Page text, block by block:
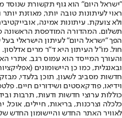
"ישראל היום" הוא גוף תקשורת שנוסד
ראוי לעיתונות טובה יותר, מאוזנת
ולא צועקת. עיתונות אמינה,
הפך "ישראל היום" לעיתון הישראלי
חול. מו"ל העיתון היא ד"ר מרים
והעורך המייסד הוא עמוס רגב. אתרי
חדשות מסביב לשעון, תוכן בלעדי,
וידיאו, פודקאסטים ושידורים חיים.
כוללות ערוצי חדשות ודעות, תרבות
לאוויר האתר החדש והיישומון החדש